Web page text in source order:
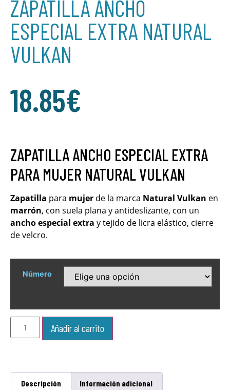
ZAPATILLA ANCHO
ESPECIAL EXTRA NATURAL
VULKAN
18.85€
ZAPATILLA ANCHO ESPECIAL EXTRA
PARA MUJER NATURAL VULKAN
Zapatilla para mujer de la marca Natural Vulkan en
marrón, con suela plana y antideslizante, con un
anchoespecial extra y tejido de licra elástico, cierre
de velcro.
Número
Añadir al carrito
Descripción Información adicional